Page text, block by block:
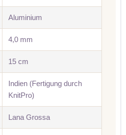
Aluminium
4,0 mm
15 cm
Indien (Fertigung durch
KnitPro)
Lana Grossa